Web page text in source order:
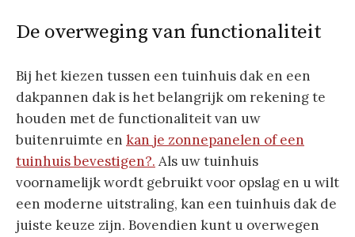
De overweging van functionaliteit
Bij het kiezen tussen een tuinhuis dak en een
dakpannen dak is het belangrijk om rekening te
houden met de functionaliteit van uw
buitenruimte en kan je zonnepanelen of een
tuinhuis bevestigen?. Als uw tuinhuis
voornamelijk wordt gebruikt voor opslag en u wilt
een moderne uitstraling, kan een tuinhuis dak de
juiste keuze zijn. Bovendien kunt u overwegen